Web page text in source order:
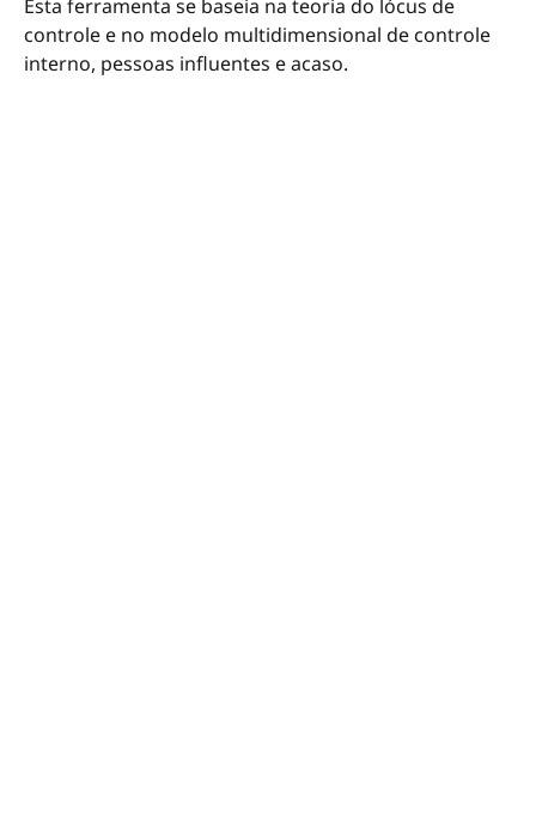
Esta ferramenta se baseia na teoria do lócus de
controle e no modelo multidimensional de controle
interno, pessoas influentes e acaso.